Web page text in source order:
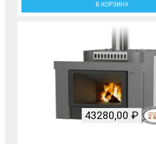
В КОРЗИНУ
43280,00 ₽